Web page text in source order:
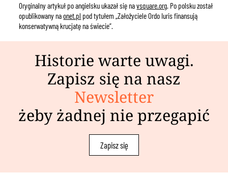
Oryginalny artykuł po angielsku ukazał się navsquare.org. Po polsku został
opublikowany naonet.pl pod tytułem „Założyciele Ordo Iuris finansują
konserwatywną krucjatę na świecie”.
Historie warte uwagi.
Zapisz się na nasz
Newsletter
żeby żadnej nie przegapić
Zapisz się